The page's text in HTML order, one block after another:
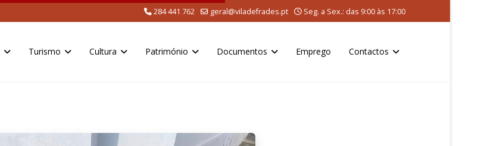
284 441 762 geral@viladefrades.pt Seg. a Sex.: das 9:00 às 17:00
Turismo Cultura Património Documentos Emprego Contactos